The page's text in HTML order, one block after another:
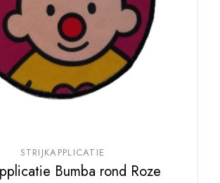
STRIJKAPPLICATIE
Bumba rond Roze